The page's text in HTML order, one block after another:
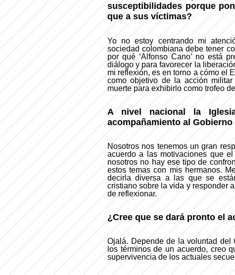
susceptibilidades porque
que a sus víctimas?
Yo no estoy centrando mi
sociedad colombiana debe tener
por qué ‘Alfonso Cano’ no está
diálogo y para favorecer la
mi reflexión, es en torno a cómo el
como objetivo de la acción
muerte para exhibirlo como trofeo
A nivel nacional la
acompañamiento al
Nosotros nos tenemos un gran
acuerdo a las motivaciones que
nosotros no hay ese tipo de
estos temas con mis hermanos.
decirla diversa a las que se
cristiano sobre la vida y responder
de reflexionar.
¿Cree que se dará pronto el
Ojalá. Depende de la voluntad del
los términos de un acuerdo, creo
supervivencia de los actuales